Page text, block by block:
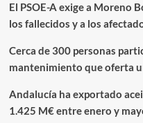
El PSOE-A exige a Moreno
los fallecidos y a los
Cerca de 300 personas
mantenimiento que oferta
Andalucía ha exportado
1.425 M€ entre enero y